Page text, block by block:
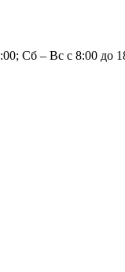
Сб – Вс с 8:00 до